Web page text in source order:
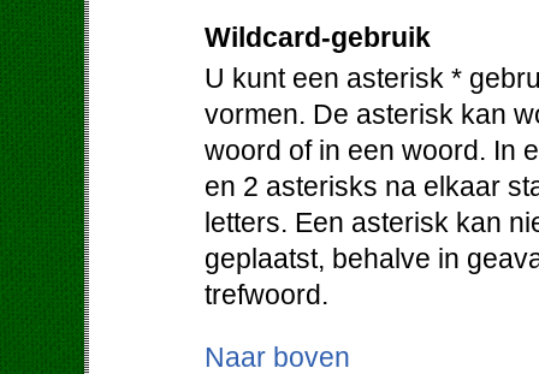
Wildcard-gebruik
U kunt een asterisk *
vormen. De asterisk kan
woord of in een woord. In
en 2 asterisks na elkaar
letters. Een asterisk kan
geplaatst, behalve in
trefwoord.
Naar boven